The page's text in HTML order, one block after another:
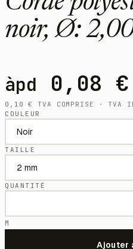
noir, Ø:
àpd 0,08 €
0,10€
TVA COMPRISE · TVA
COULEUR
TAILLE
QUANTITÉ
M